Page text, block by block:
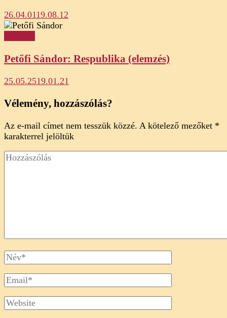
26.04.0119.08.12
Petőfi Sándor: Respublika (elemzés)
25.05.2519.01.21
Vélemény, hozzászólás?
Az e-mail címet nem tesszük közzé. A kötelező mezőket *
karakterrel jelöltük
Hozzászólás
Full
Name
Email
Website